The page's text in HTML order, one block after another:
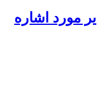
مورد اشاره